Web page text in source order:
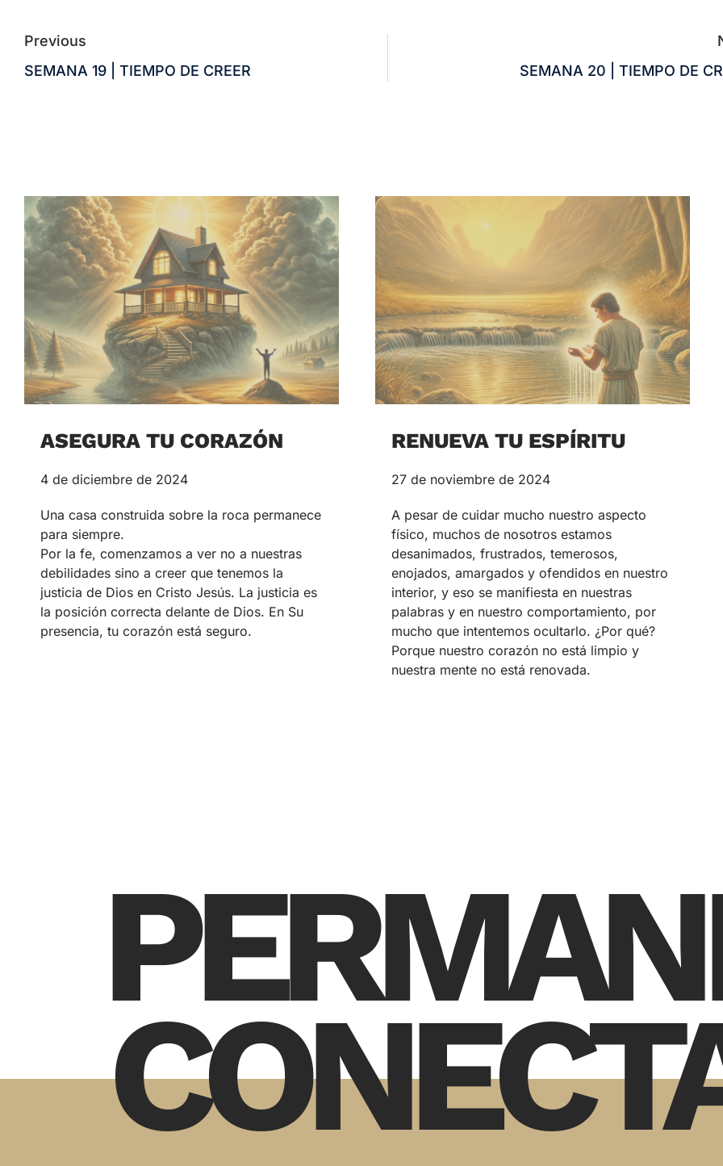
Previous
SEMANA 19 | TIEMPO DE CREER
SEMANA 20 | TIEMPO DE
ASEGURA TU CORAZÓN
4 de diciembre de 2024
Una casa construida sobre la roca permanece
para siempre.
Por la fe, comenzamos a ver no a nuestras
debilidades sino a creer que tenemos la
justicia de Dios en Cristo Jesús. La justicia es
la posición correcta delante de Dios. En Su
presencia, tu corazón está seguro.
RENUEVA TU ESPÍRITU
27 de noviembre de 2024
A pesar de cuidar mucho nuestro aspecto
físico, muchos de nosotros estamos
desanimados, frustrados, temerosos,
enojados, amargados y ofendidos en nuestro
interior, y eso se manifiesta en nuestras
palabras y en nuestro comportamiento, por
mucho que intentemos ocultarlo. ¿Por qué?
Porque nuestro corazón no está limpio y
nuestra mente no está renovada.